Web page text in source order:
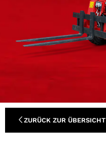
ZURÜCK ZUR ÜBERSICHT